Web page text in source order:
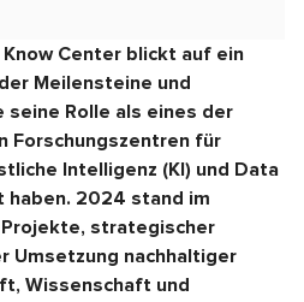
Center blickt auf ein
Meilensteine und
seine Rolle als eines der
Forschungszentren für
Intelligenz (KI) und Data
2024 stand im
strategischer
Umsetzung nachhaltiger
Wissenschaft und